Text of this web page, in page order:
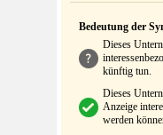
Bedeutung der
Dieses
künftig tun.
Dieses
Anzeige
werden